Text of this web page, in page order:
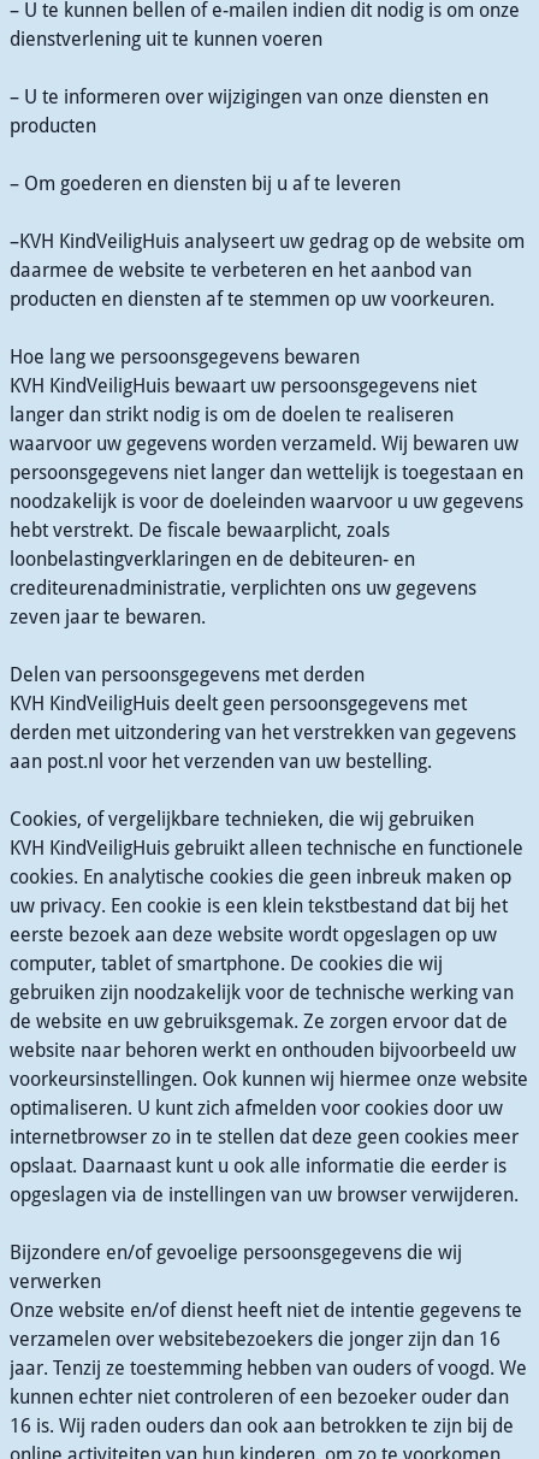
– U te kunnen bellen of e-mailen indien dit nodig is om onze
dienstverlening uit te kunnen voeren
– U te informeren over wijzigingen van onze diensten en
producten
– Om goederen en diensten bij u af te leveren
–KVH KindVeiligHuis analyseert uw gedrag op de website om
daarmee de website te verbeteren en het aanbod van
producten en diensten af te stemmen op uw voorkeuren.
Hoe lang we persoonsgegevens bewaren
KVH KindVeiligHuis bewaart uw persoonsgegevens niet
langer dan strikt nodig is om de doelen te realiseren
waarvoor uw gegevens worden verzameld. Wij bewaren uw
persoonsgegevens niet langer dan wettelijk is toegestaan en
noodzakelijk is voor de doeleinden waarvoor u uw gegevens
hebt verstrekt. De fiscale bewaarplicht, zoals
loonbelastingverklaringen en de debiteuren- en
crediteurenadministratie, verplichten ons uw gegevens
zeven jaar te bewaren.
Delen van persoonsgegevens met derden
KVH KindVeiligHuis deelt geen persoonsgegevens met
derden met uitzondering van het verstrekken van gegevens
aan post.nl voor het verzenden van uw bestelling.
Cookies, of vergelijkbare technieken, die wij gebruiken
KVH KindVeiligHuis gebruikt alleen technische en functionele
cookies. En analytische cookies die geen inbreuk maken op
uw privacy. Een cookie is een klein tekstbestand dat bij het
eerste bezoek aan deze website wordt opgeslagen op uw
computer, tablet of smartphone. De cookies die wij
gebruiken zijn noodzakelijk voor de technische werking van
de website en uw gebruiksgemak. Ze zorgen ervoor dat de
website naar behoren werkt en onthouden bijvoorbeeld uw
voorkeursinstellingen. Ook kunnen wij hiermee onze website
optimaliseren. U kunt zich afmelden voor cookies door uw
internetbrowser zo in te stellen dat deze geen cookies meer
opslaat. Daarnaast kunt u ook alle informatie die eerder is
opgeslagen via de instellingen van uw browser verwijderen.
Bijzondere en/of gevoelige persoonsgegevens die wij
verwerken
Onze website en/of dienst heeft niet de intentie gegevens te
verzamelen over websitebezoekers die jonger zijn dan 16
jaar. Tenzij ze toestemming hebben van ouders of voogd. We
kunnen echter niet controleren of een bezoeker ouder dan
16 is. Wij raden ouders dan ook aan betrokken te zijn bij de